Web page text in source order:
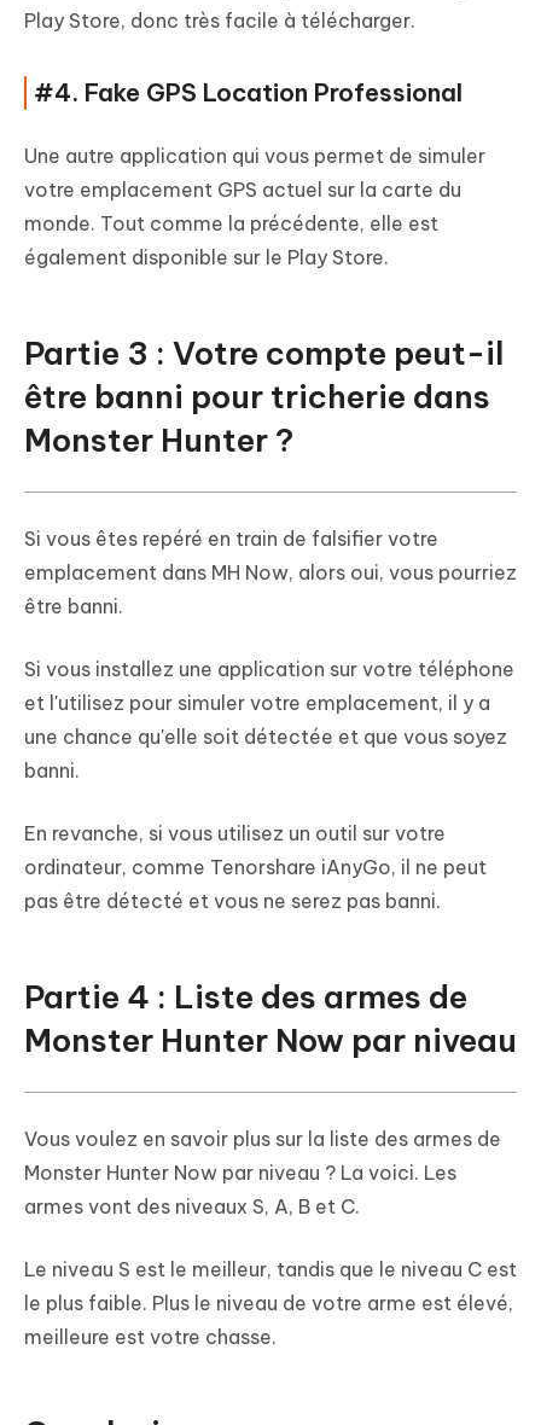
Play Store, donc très facile à télécharger.
#4. Fake GPS Location Professional
Une autre application qui vous permet de simuler
votre emplacement GPS actuel sur la carte du
monde. Tout comme la précédente, elle est
également disponible sur le Play Store.
Partie 3 : Votre compte peut-il
être banni pour tricherie dans
Monster Hunter ?
Si vous êtes repéré en train de falsifier votre
emplacement dans MH Now, alors oui, vous pourriez
être banni.
Si vous installez une application sur votre téléphone
et l'utilisez pour simuler votre emplacement, il y a
une chance qu'elle soit détectée et que vous soyez
banni.
En revanche, si vous utilisez un outil sur votre
ordinateur, comme Tenorshare iAnyGo, il ne peut
pas être détecté et vous ne serez pas banni.
Partie 4 : Liste des armes de
Monster Hunter Now par niveau
Vous voulez en savoir plus sur la liste des armes de
Monster Hunter Now par niveau ? La voici. Les
armes vont des niveaux S, A, B et C.
Le niveau S est le meilleur, tandis que le niveau C est
le plus faible. Plus le niveau de votre arme est élevé,
meilleure est votre chasse.